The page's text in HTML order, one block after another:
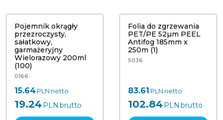
Pojemnik okrągły
przezroczysty,
sałatkowy,
garmażeryjny
Wielorazowy 200ml
(100)
0166
15.64PLN netto
19.24PLN brutto
Folia do zgrzewania
PET/PE 52µm PEEL
Antifog 185mm x
250m (1)
5036
83.61 PLN netto
102.84PLN brutto